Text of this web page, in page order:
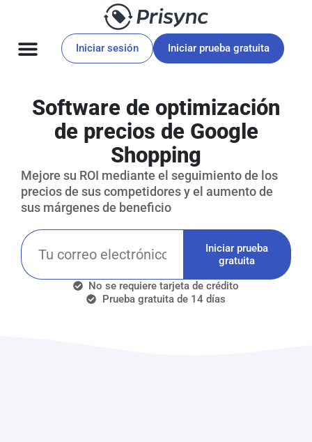
Iniciar sesión Iniciar prueba gratuita
Software de optimización
de precios de Google
Shopping
Mejore su ROI mediante el seguimiento de los
precios de sus competidores y el aumento de
sus márgenes de beneficio
Iniciar prueba
gratuita
No se requiere tarjeta de crédito
Prueba gratuita de 14 días